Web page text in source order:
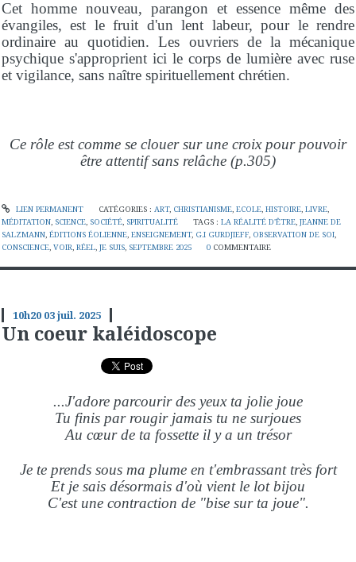
Cet homme nouveau, parangon et essence même des
évangiles, est le fruit d'un lent labeur, pour le rendre
ordinaire au quotidien. Les ouvriers de la mécanique
psychique s'approprient ici le corps de lumière avec ruse
et vigilance, sans naître spirituellement chrétien.
Ce rôle est comme se clouer sur une croix pour pouvoir
être attentif sans relâche (p.305)
LIEN PERMANENT CATÉGORIES : ART, CHRISTIANISME, ECOLE, HISTOIRE, LIVRE,
MÉDITATION, SCIENCE, SOCIÉTÉ, SPIRITUALITÉ TAGS :LA RÉALITÉ D'ÊTRE,JEANNE DE
SALZMANN, ÉDITIONS ÉOLIENNE, ENSEIGNEMENT, G.I GURDJIEFF, OBSERVATION DE SOI,
CONSCIENCE, VOIR, RÉEL, JE SUIS, SEPTEMBRE 2025 0 COMMENTAIRE
10h20 03juil. 2025
Un coeur kaléidoscope
...J'adore parcourir des yeux ta jolie joue
Tu finis par rougir jamais tu ne surjoues
Au cœur de ta fossette il y a un trésor
Je te prends sous ma plume en t'embrassant très fort
Et je sais désormais d'où vient le lot bijou
C'est une contraction de "bise sur ta joue".